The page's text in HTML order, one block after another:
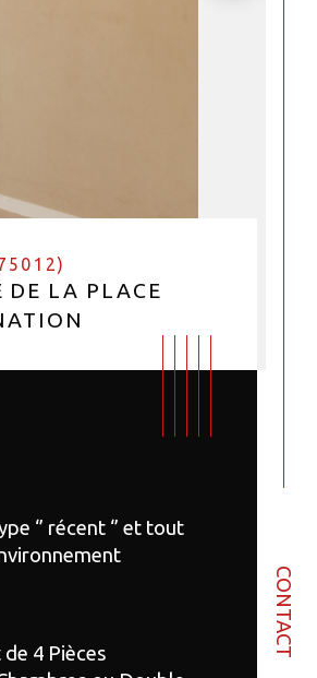
CONTACT
DE LA PLACE
‘’ récent ‘’ et tout
4 Pièces